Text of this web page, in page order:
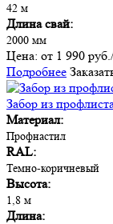
42 м
Длина свай:
2000 мм
Цена: от 1 990
Подробнее
Забор из
Материал:
Профнастил
RAL:
Темно-коричневый
Высота:
1,8 м
Длина: